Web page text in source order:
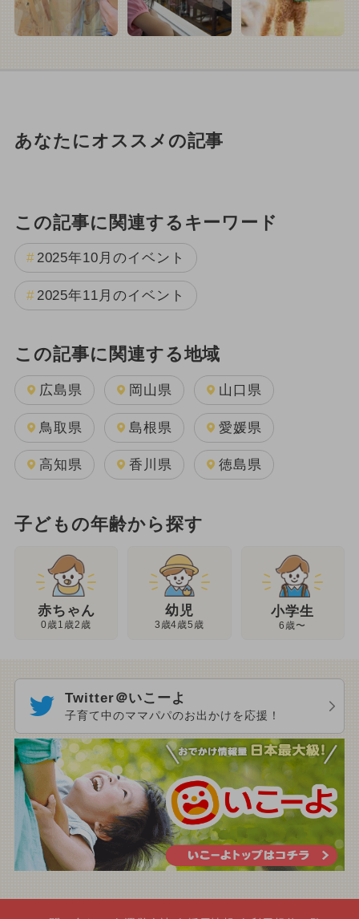
あなたにオススメの記事
この記事に関連するキーワード
2025年10月のイベント
2025年11月のイベント
この記事に関連する地域
広島県 岡山県 山口県
鳥取県 島根県 愛媛県
高知県 香川県 徳島県
子どもの年齢から探す
赤ちゃん
0歳1歳2歳
幼児
3歳4歳5歳
小学生
6歳〜
Twitter＠いこーよ
子育て中のママパパのお出かけを応援！